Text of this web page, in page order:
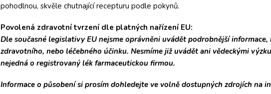
pohodlnou, skvěle chutnající recepturu podle pokynů.
Povolená zdravotní tvrzení dle platných nařízení EU:
Dle současné legislativy EU nejsme oprávněni uvádět podrobnější
zdravotního, nebo léčebného účinku. Nesmíme již uvádět ani vědeckými
nejedná o registrovaný lék farmaceutickou firmou.
Informace o působení si prosím dohledejte ve volně dostupných zdrojích na